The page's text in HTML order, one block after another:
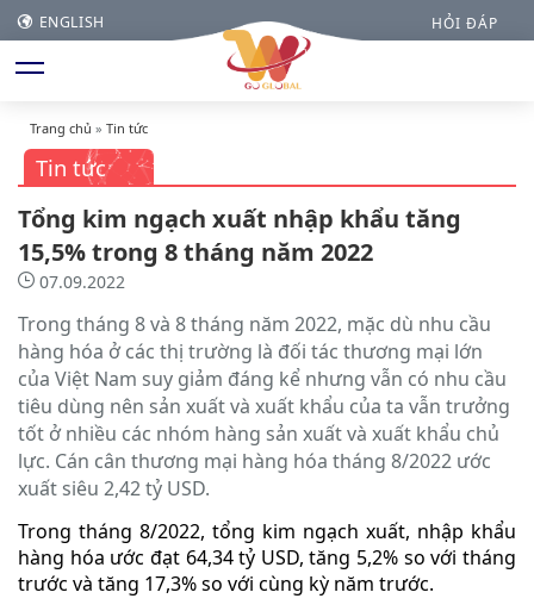
ENGLISH HỎI ĐÁP
Trang chủ » Tin tức
Tin tức
Tổng kim ngạch xuất nhập khẩu tăng
15,5% trong 8 tháng năm 2022
07.09.2022
Trong tháng 8 và 8 tháng năm 2022, mặc dù nhu cầu
hàng hóa ở các thị trường là đối tác thương mại lớn
của Việt Nam suy giảm đáng kể nhưng vẫn có nhu cầu
tiêu dùng nên sản xuất và xuất khẩu của ta vẫn trưởng
tốt ở nhiều các nhóm hàng sản xuất và xuất khẩu chủ
lực. Cán cân thương mại hàng hóa tháng 8/2022 ước
xuất siêu 2,42 tỷ USD.
Trong tháng 8/2022, tổng kim ngạch xuất, nhập khẩu
hàng hóa ước đạt 64,34 tỷ USD, tăng 5,2% so với tháng
trước và tăng 17,3% so với cùng kỳ năm trước.